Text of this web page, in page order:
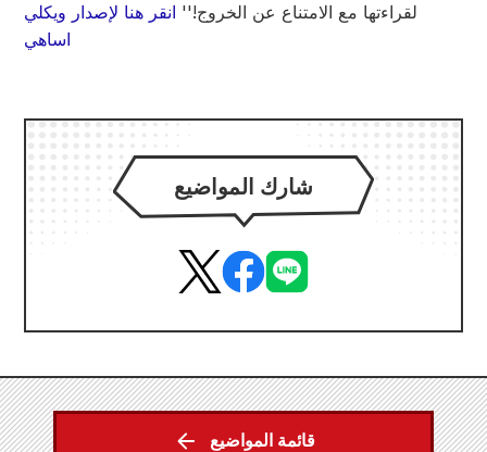
لقراءتها مع الامتناع عن الخروج!'' انقر هنا لإصدار ويكلي
اساهي
شارك المواضيع
قائمة المواضيع